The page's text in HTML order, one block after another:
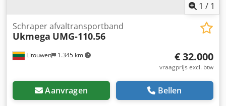
1 / 1
Litouwen 1.345 km
Schraper afvaltransportband
Ukmega UMG-110.56
€ 32.000
vraagprijs excl. btw
Aanvragen Bellen